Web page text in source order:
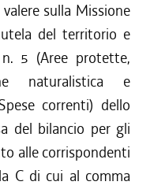
sulla Missione
del territorio e
5 (Aree protette,
naturalistica e
correnti) dello
del bilancio per gli
alle corrispondenti
C di cui al comma